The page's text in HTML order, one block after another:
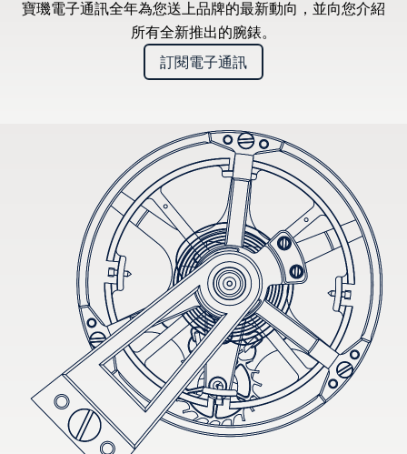
寶璣電子通訊全年為您送上品牌的最新動向，並向您介紹
所有全新推出的腕錶。
訂閱電子通訊